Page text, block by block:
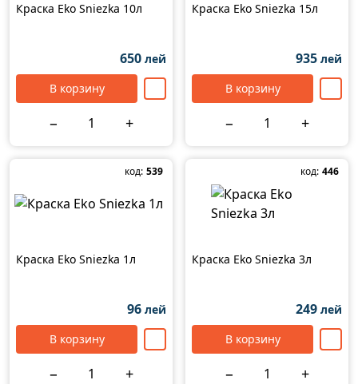
Краска Eko Sniezka 10л
650 лей
В корзину
− +
Краска Eko Sniezka 15л
935 лей
В корзину
− +
код: 539
Краска Eko Sniezka 1л
96 лей
В корзину
− +
код: 446
Краска Eko Sniezka 3л
249 лей
В корзину
− +